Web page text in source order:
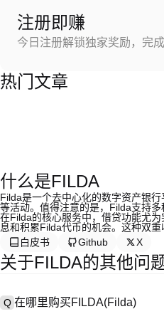
注册即赚
今日注册解锁独家奖励，完
热门文章
什么是FILDA
Filda是一个去中心化的数字资产银
等活动。值得注意的是，Filda支持
在Filda的核心服务中，借贷功能尤
息和积累Filda代币的机会。这种双
白皮书
Github X
关于FILDA的其他问
Q 在哪里购买FILDA(Filda)